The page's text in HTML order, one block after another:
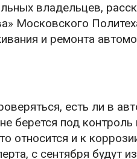
владельцев,
Московского
и ремонта
есть ли в
берется под
относится и к
с сентября будут